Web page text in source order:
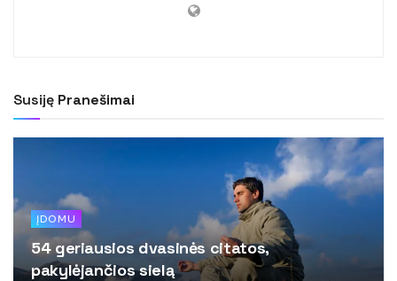
Susiję Pranešimai
ĮDOMU
54 geriausios dvasinės citatos,
pakylėjančios sielą